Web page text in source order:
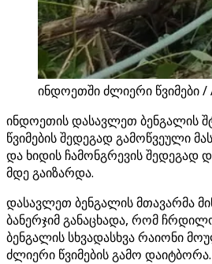
ინდოეთში ძლიერი წვიმები /
ინდოეთის დასავლეთ ბენგალის
წვიმების შედეგად გამოწვეული
და ხიდის ჩამონგრევის შედეგად
მდე გაიზარდა.
დასავლეთ ბენგალის მთავარმა
ბანერჯიმ განაცხადა, რომ
ბენგალის სხვადასხვა რაიონი
ძლიერი წვიმების გამო დაიტბორა.